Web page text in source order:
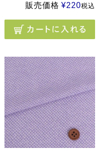
販売価格 ¥220税込